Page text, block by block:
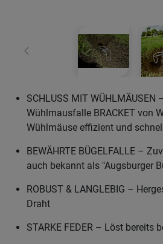
Zurück
SCHLUSS MIT WÜHLMÄUSEN
Wühlmausfalle BRACKET von
Wühlmäuse effizient und
BEWÄHRTE BÜGELFALLE –
auch bekannt als "Augsburger
ROBUST & LANGLEBIG –
Draht
STARKE FEDER – Löst bereits